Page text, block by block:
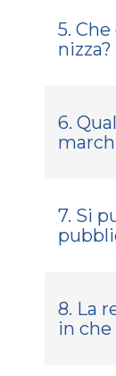
5.
nizza?
6.
7. Si
8. La
in